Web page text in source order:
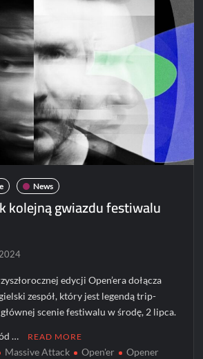
News
kolejną gwiazdu festiwalu
edycji Open’era dołącza
zespół, który jest legendą trip-
scenie festiwalu w środę, 2 lipca.
… READ MORE
Massive Attack Open'er
Opener